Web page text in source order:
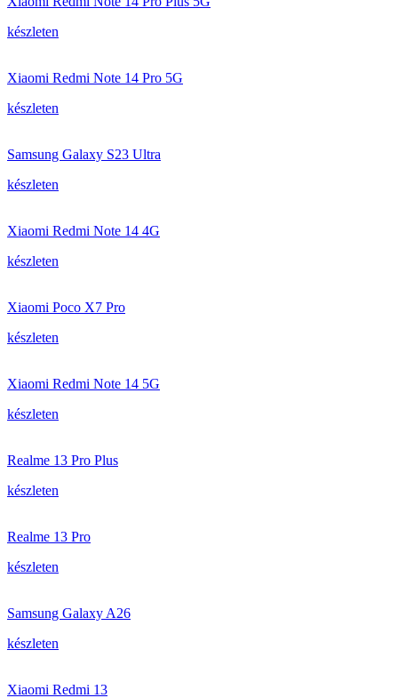
készleten
Xiaomi Redmi Note 14 Pro 5G
készleten
Samsung Galaxy S23 Ultra
készleten
Xiaomi Redmi Note 14 4G
készleten
Xiaomi Poco X7 Pro
készleten
Xiaomi Redmi Note 14 5G
készleten
Realme 13 Pro Plus
készleten
Realme 13 Pro
készleten
Samsung Galaxy A26
készleten
Xiaomi Redmi 13